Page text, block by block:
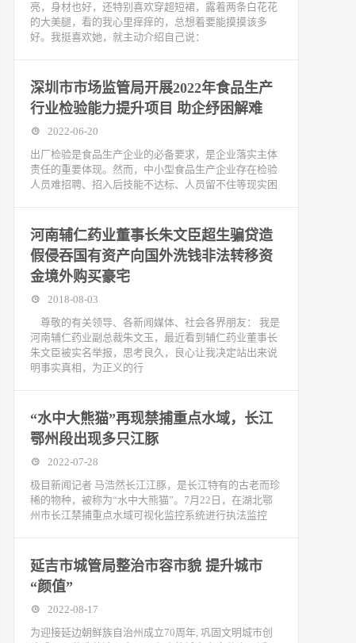
亮，身材也好，还特别喜欢穿超短裙，露着两条白花花
的大美腿，看的我心里痒痒的，总想着要能摸摸该多
好。我挺喜欢她，就主动介绍自己说：
深圳市市场监管局开展2022年食品生产
行业检验能力提升项目 助企纾困解难
2022-06-20
出厂检验是食品生产企业的必备要求，是企业落实主体
责任的重要体现。然而，中小型食品生产企业存在检验
人员难招聘、招入后技能不达标、人员留不住等现实困
河南辅仁药业董事长朱文臣超生骗贷造
假侵吞国有资产向国外洗钱非法转移资
金境外购买豪宅
2018-08-03
尊敬的有关领导、各新闻媒体、社会各界朋友： 我是
河南辅仁药业副总裁朱文玉，最近看到辅仁药业董事长
朱文臣被实名举报，思考良久，良心让我决定站出来说
明事实真相，为正义的行
“水中大熊猫”再现禁捕重点水域，长江
鄂州段出现多只江豚
2022-07-28
极目新闻记者 马浩然长江江豚，是长江特有的古老而珍
稀的物种，被称为“水中大熊猫”。7月22日，在湖北鄂
州市长江禁捕重点水域可视化监控系统进行执法监控
延吉市城管局整治市容市貌 提升城市
“颜值”
2022-08-17
为迎接延边朝鲜族自治州成立70周年, 巩固文明城市创